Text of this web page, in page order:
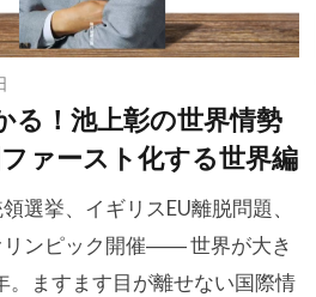
る！池上彰の世界情勢
ァースト化する世界編
選挙、イギリスEU離脱問題、
リンピック開催―― 世界が大き
。ますます目が離せない国際情